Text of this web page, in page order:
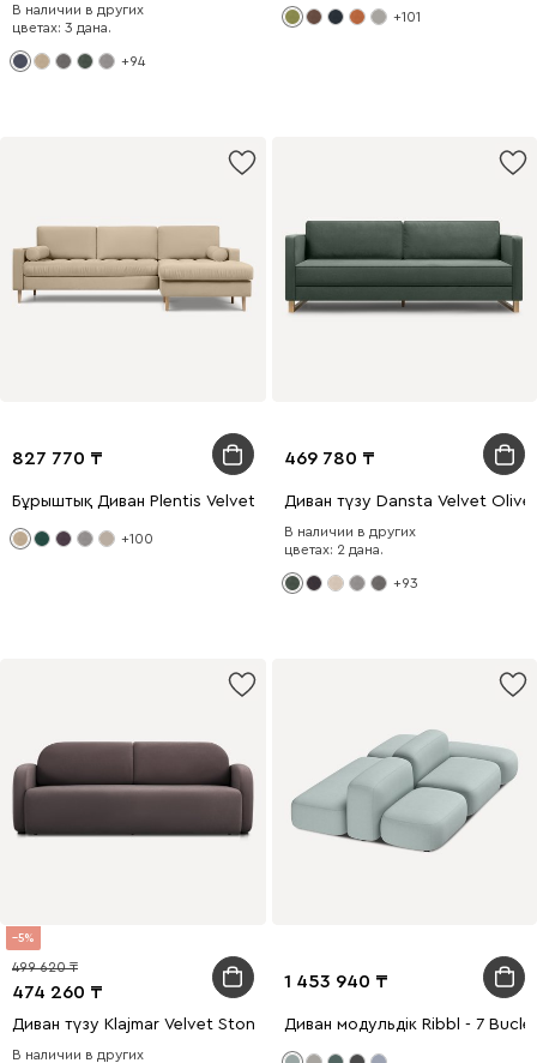
В наличии в других
цветах: 3 дана.
+94
+101
827 770
Бұрыштық Диван Plentis Velvet Beige
+100
469 780
Диван түзу Dansta Velvet Olive
В наличии в других
цветах: 2 дана.
+93
5
474 260
499 620
Диван түзу Klajmar Velvet Stone
В наличии в других
1 453 940
Диван модульдік Ribbl - 7 Bucle